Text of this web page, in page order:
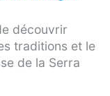
découvrir
traditions et le
de la Serra